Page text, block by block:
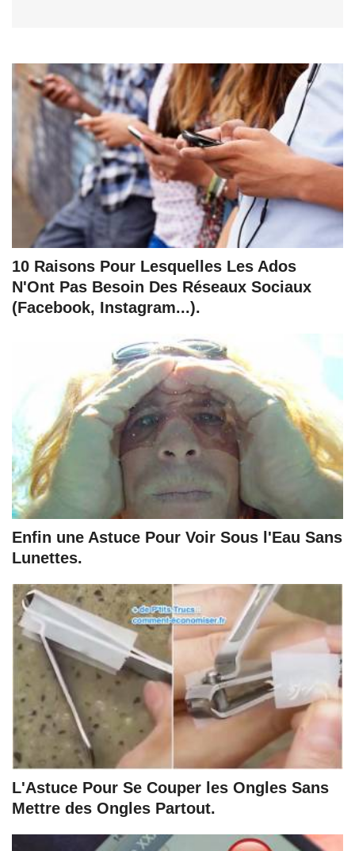
10 Raisons Pour Lesquelles Les Ados
N'Ont Pas Besoin Des Réseaux Sociaux
(Facebook, Instagram...).
Enfin une Astuce Pour Voir Sous l'Eau Sans
Lunettes.
L'Astuce Pour Se Couper les Ongles Sans
Mettre des Ongles Partout.